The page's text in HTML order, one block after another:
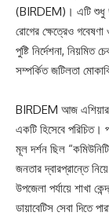
(BIRDEM)। এটি শুধু
রোগের ক্ষেত্রেও
পুষ্টি নির্দেশনা,
সম্পর্কিত জটিলতা
BIRDEM আজ এশিয়ার
একটি হিসেবে পরিচিত।
মূল দর্শন ছিল
জনতার দ্বারপ্রান্তে
উপজেলা পর্যায়ে শাখা
ডায়াবেটিস সেবা দিতে